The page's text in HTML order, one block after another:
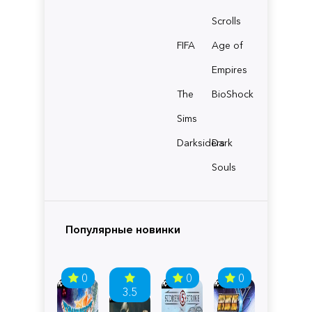
Scrolls
FIFA
Age of
Empires
The
Sims
BioShock
Darksiders
Dark
Souls
Популярные новинки
0
3.5
0 0